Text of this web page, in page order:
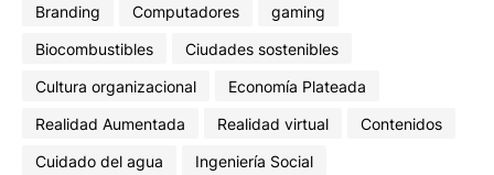
Branding
Computadores
gaming
Biocombustibles
Ciudades sostenibles
Cultura organizacional
Economía Plateada
Realidad Aumentada
Realidad virtual
Contenidos
Cuidado del agua
Ingeniería Social